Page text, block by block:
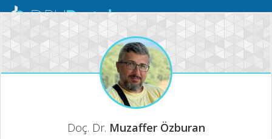
Mobil
Doç. Dr. Muzaffer Özburan